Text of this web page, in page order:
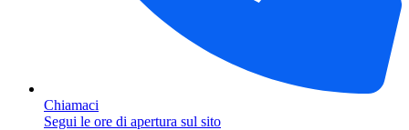
Chiamaci
Segui le ore di apertura sul sito